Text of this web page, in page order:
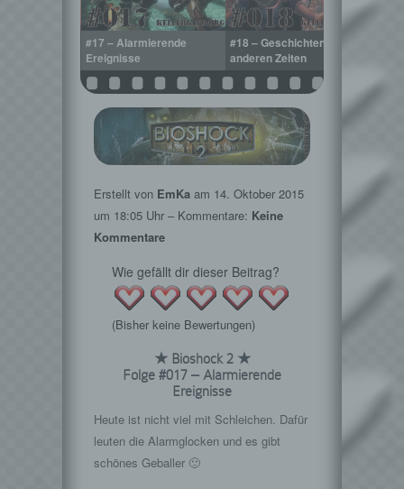
#17 – Alarmierende
Ereignisse
#18 – Geschichten aus
anderen Zeiten
Erstellt von EmKa am 14. Oktober 2015
um 18:05 Uhr – Kommentare: Keine
Kommentare
Wie gefällt dir dieser Beitrag?
(Bisher keine Bewertungen)
★ Bioshock 2 ★
Folge #017 – Alarmierende
Ereignisse
Heute ist nicht viel mit Schleichen. Dafür
leuten die Alarmglocken und es gibt
schönes Geballer 🙂